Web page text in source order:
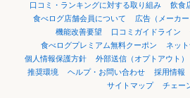
口コミ・ランキングに対する取り組み
飲食
食べログ店舗会員について
広告（メーカ
機能改善要望
口コミガイドライン
食べログプレミアム無料クーポン
ネット
個人情報保護方針
外部送信（オプトアウト）
推奨環境
ヘルプ・お問い合わせ 採用情報
サイトマップ
チェー